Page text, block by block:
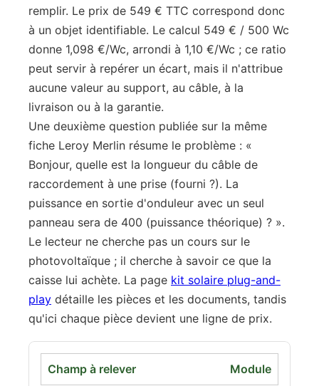
remplir. Le prix de 549 € TTC correspond donc
à un objet identifiable. Le calcul 549 € / 500 Wc
donne 1,098 €/Wc, arrondi à 1,10 €/Wc ; ce ratio
peut servir à repérer un écart, mais il n'attribue
aucune valeur au support, au câble, à la
livraison ou à la garantie.
Une deuxième question publiée sur la même
fiche Leroy Merlin résume le problème : «
Bonjour, quelle est la longueur du câble de
raccordement à une prise (fourni ?). La
puissance en sortie d'onduleur avec un seul
panneau sera de 400 (puissance théorique) ? ».
Le lecteur ne cherche pas un cours sur le
photovoltaïque ; il cherche à savoir ce que la
caisse lui achète. La page kit solaire plug-and-
play détaille les pièces et les documents, tandis
qu'ici chaque pièce devient une ligne de prix.
Module